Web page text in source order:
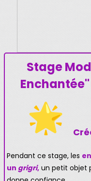
Stage
Pendant ce stage, les
un grigri, un petit objet